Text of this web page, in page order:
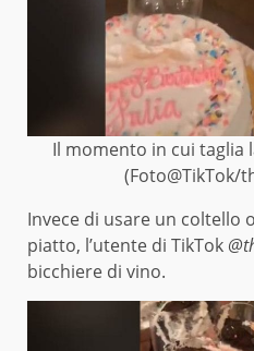
Il momento in cui taglia
(Foto@TikTok/
Invece di usare un coltello
piatto, l’utente di TikTok
bicchiere di vino.